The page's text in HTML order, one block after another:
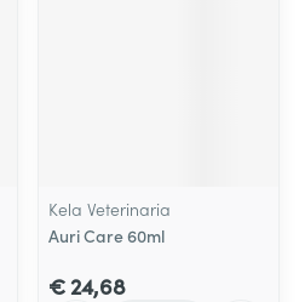
Kela Veterinaria
Auri Care 60ml
€ 24,68